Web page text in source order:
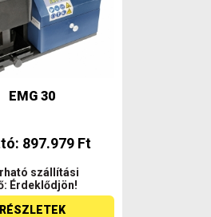
EMG 30
897.979 Ft
szállítási
Érdeklődjön!
RÉSZLETEK